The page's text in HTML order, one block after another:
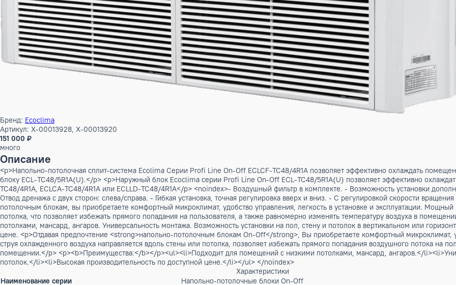
Бренд:Ecoclima
Артикул: X-00013928, X-00013920
151 000 ₽
много
Описание
<p>Напольно-потолочная сплит-система Ecolima Серии Profi Line On-Off ECLCF-TC48/4R1A позволяет эффективно
блоку ECL-TC48/5R1A(U).</p> <p>Наружный блок Ecoclima серии Profi Line On-Off ECL-TC48/5R1A(U) позволяет
TC48/4R1A, ECLCA-TC48/4R1A или ECLLD-TC48/4R1A</p> <noindex>- Воздушный фильтр в комплекте. - Возможность